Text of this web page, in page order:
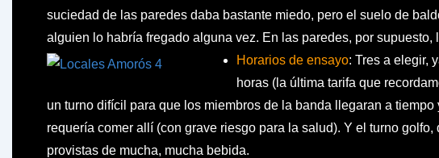
suciedad de las paredes daba bastante miedo, pero el suelo de
alguien lo habría fregado alguna vez. En las paredes, por
Horarios de ensayo: Tres a elegir,
horas (la última tarifa que
un turno difícil para que los miembros de la banda llegaran a
requería comer allí (con grave riesgo para la salud). Y el turno
provistas de mucha, mucha bebida.